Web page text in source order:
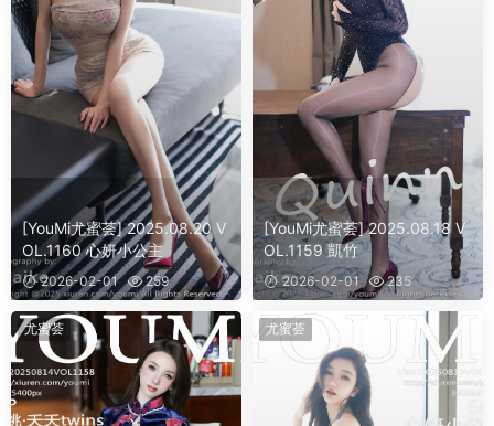
[YouMi尤蜜荟] 2025.08.20 V
OL.1160 心妍小公主
2026-02-01 259
[YouMi尤蜜荟] 2025.08.18 V
OL.1159 凱竹
2026-02-01 235
尤蜜荟 尤蜜荟